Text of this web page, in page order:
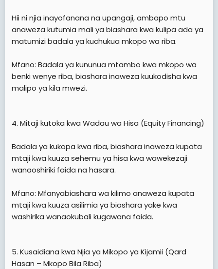
Hii ni njia inayofanana na upangaji, ambapo mtu
anaweza kutumia mali ya biashara kwa kulipa ada ya
matumizi badala ya kuchukua mkopo wa riba.
Mfano: Badala ya kununua mtambo kwa mkopo wa
benki wenye riba, biashara inaweza kuukodisha kwa
malipo ya kila mwezi.
4. Mitaji kutoka kwa Wadau wa Hisa (Equity Financing)
Badala ya kukopa kwa riba, biashara inaweza kupata
mtaji kwa kuuza sehemu ya hisa kwa wawekezaji
wanaoshiriki faida na hasara.
Mfano: Mfanyabiashara wa kilimo anaweza kupata
mtaji kwa kuuza asilimia ya biashara yake kwa
washirika wanaokubali kugawana faida.
5. Kusaidiana kwa Njia ya Mikopo ya Kijamii (Qard
Hasan – Mkopo Bila Riba)